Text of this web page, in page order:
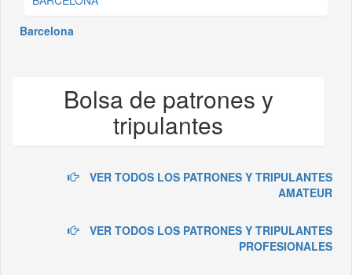
Barcelona
Bolsa de patrones y
tripulantes
VER TODOS LOS PATRONES Y TRIPULANTES
AMATEUR
VER TODOS LOS PATRONES Y TRIPULANTES
PROFESIONALES